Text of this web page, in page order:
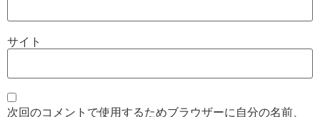
サイト
次回のコメントで使用するためブラウザーに自分の名前、